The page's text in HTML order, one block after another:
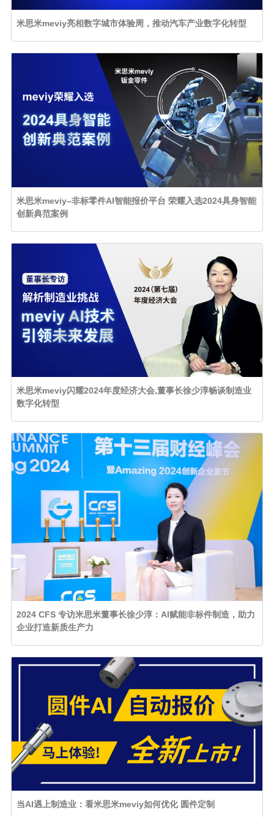
米思米meviy亮相数字城市体验周，推动汽车产业数字化转型
米思米meviy–非标零件AI智能报价平台 荣耀入选2024具身智能
创新典范案例
米思米meviy闪耀2024年度经济大会,董事长徐少淳畅谈制造业
数字化转型
2024 CFS 专访米思米董事长徐少淳：AI赋能非标件制造，助力
企业打造新质生产力
当AI遇上制造业：看米思米meviy如何优化 圆件定制